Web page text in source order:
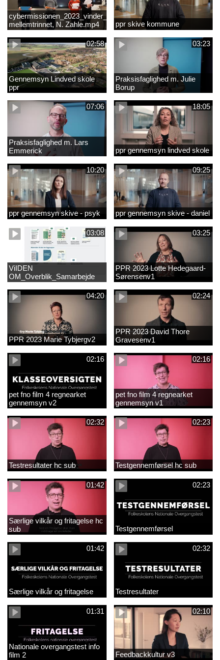
cybermissionen_2023_vinder_Vinder
mellemtrinnet, N. Zahle.mp4
ppr skive kommune
02:58
Gennemsyn Lindved skole
ppr
03:23
Praksisfaglighed m. Julie
Borup
07:06
Praksisfaglighed m. Lars
Emmerick
18:05
ppr gennemsyn lindved skole
10:20
ppr gennemsyn skive - psyk
09:25
ppr gennemsyn skive - daniel
03:08
ViIDEN
OM_Overblik_Samarbejde
med forældre om sproglig
udvikling og forebyggelse af
læsevanskelighede
03:25
PPR 2023 Lotte Hedegaard-
Sørensenv1
04:20
PPR 2023 Marie Tybjergv2
02:24
PPR 2023 David Thore
Gravesenv1
02:16
pet fno film 4 regnearket
gennemsyn v2
02:16
pet fno film 4 regnearket
gennemsyn v1
02:32
Testresultater hc sub
02:23
Testgennemførsel hc sub
01:42
Særlige vilkår og fritagelse hc
sub
02:23
Testgennemførsel
01:42
Særlige vilkår og fritagelse
02:32
Testresultater
01:31
Nationale overgangstest info
film 2
02:10
Feedbackkultur v3